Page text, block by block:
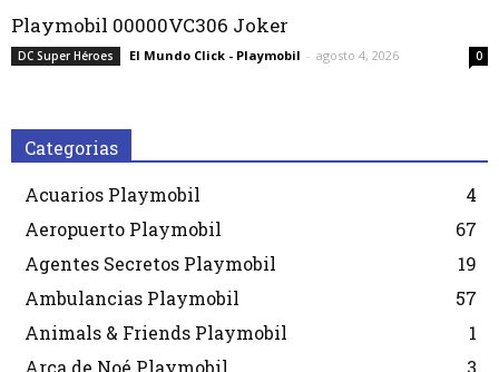
Playmobil 00000VC306 Joker
DC Super Héroes El Mundo Click - Playmobil - agosto 4, 2026 0
Categorias
Acuarios Playmobil
4
Aeropuerto Playmobil
67
Agentes Secretos Playmobil
19
Ambulancias Playmobil
57
Animals & Friends Playmobil
1
Arca de Noé Playmobil
3